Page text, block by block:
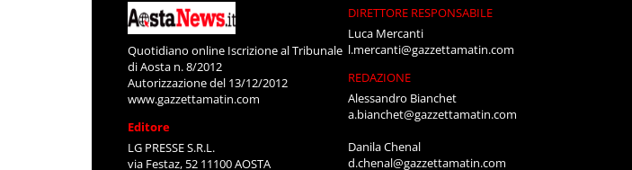
Quotidiano online Iscrizione al Tribunale
di Aosta n. 8/2012
Autorizzazione del 13/12/2012
www.gazzettamatin.com
Editore
LG PRESSE S.R.L.
via Festaz, 52 11100 AOSTA
DIRETTORE RESPONSABILE
Luca Mercanti
l.mercanti@gazzettamatin.com
REDAZIONE
Alessandro Bianchet
a.bianchet@gazzettamatin.com
Danila Chenal
d.chenal@gazzettamatin.com